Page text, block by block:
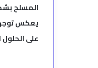
المسلح
يعكس
على